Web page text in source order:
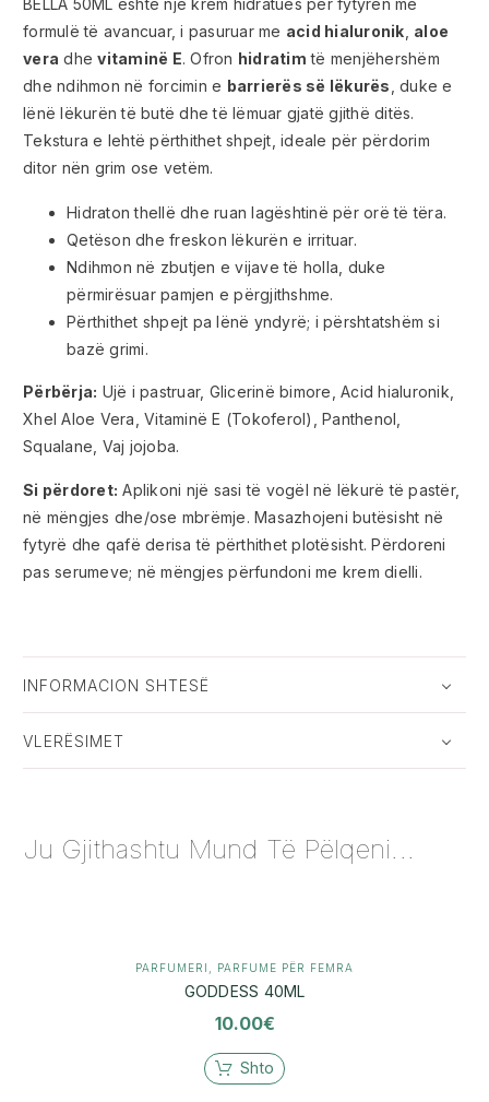
BELLA 50ML është një krem hidratues për fytyrën me
formulë të avancuar, i pasuruar me acid hialuronik aloe
vera dhevitaminë E. Ofron hidratim të menjëhershëm
dhe ndihmon në forcimin e barrierës së lëkurës , duke e
lënë lëkurën të butë dhe të lëmuar gjatë gjithë ditës.
Tekstura e lehtë përthithet shpejt, ideale për përdorim
ditor nën grim ose vetëm.
Hidraton thellë dhe ruan lagështinë për orë të tëra.
Qetëson dhe freskon lëkurën e irrituar.
Ndihmon në zbutjen e vijave të holla, duke
përmirësuar pamjen e përgjithshme.
Përthithet shpejt pa lënë yndyrë; i përshtatshëm si
bazë grimi.
Përbërja: Ujë i pastruar, Glicerinë bimore, Acid hialuronik,
Xhel Aloe Vera, Vitaminë E (Tokoferol), Panthenol,
Squalane, Vaj jojoba.
Si përdoret: Aplikoni një sasi të vogël në lëkurë të pastër,
në mëngjes dhe/ose mbrëmje. Masazhojeni butësisht në
fytyrë dhe qafë derisa të përthithet plotësisht. Përdoreni
pas serumeve; në mëngjes përfundoni me krem dielli.
INFORMACION SHTESË
VLERËSIMET
Ju Gjithashtu Mund Të Pëlqeni...
PARFUMERI PARFUME PËR FEMRA
GODDESS 40ML
10.00€
Shto